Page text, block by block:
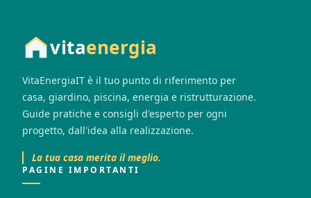
vitaenergia
VitaEnergiaIT è il tuo punto di riferimento per
casa, giardino, piscina, energia e ristrutturazione.
Guide pratiche e consigli d'esperto per ogni
progetto, dall'idea alla realizzazione.
La tua casa merita il meglio.
PAGINE IMPORTANTI